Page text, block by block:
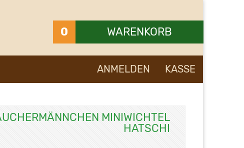
0 WARENKORB
Ihr Warenkorb ist leer.
ANMELDEN KASSE
MINIWICHTEL
HATSCHI